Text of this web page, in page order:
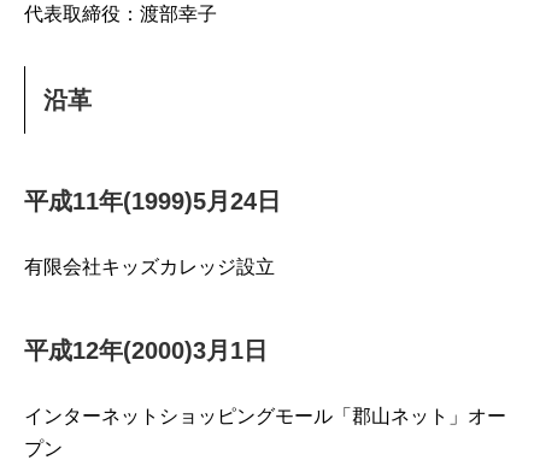
代表取締役：渡部幸子
沿革
平成11年(1999)5月24日
有限会社キッズカレッジ設立
平成12年(2000)3月1日
インターネットショッピングモール「郡山ネット」オー
プン